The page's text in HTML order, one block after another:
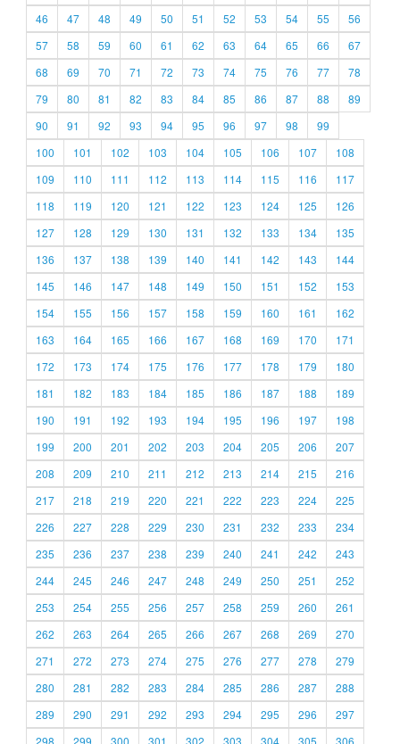
46
47 48 49 50 51 52 53 54 55
56
57
58 59 60 61 62 63 64 65 66
67
68
69 70 71 72 73 74 75 76 77
78
79
80 81 82 83 84 85 86 87 88
89
90
91 92 93 94 95 96 97 98
99
100
101 102 103 104 105 106 107
108
109
110 111 112 113 114 115 116
117
118
119 120 121 122 123 124 125
126
127
128 129 130 131 132 133 134
135
136
137 138 139 140 141 142 143
144
145
146 147 148 149 150 151 152
153
154
155 156 157 158 159 160 161
162
163
164 165 166 167 168 169 170
171
172
173 174 175 176 177 178 179
180
181
182 183 184 185 186 187 188
189
190
191 192 193 194 195 196 197
198
199
200 201 202 203 204 205 206
207
208
209 210 211 212 213 214 215
216
217
218 219 220 221 222 223 224
225
226
227 228 229 230 231 232 233
234
235
236 237 238 239 240 241 242
243
244
245 246 247 248 249 250 251
252
253
254 255 256 257 258 259 260
261
262
263 264 265 266 267 268 269
270
271
272 273 274 275 276 277 278
279
280
281 282 283 284 285 286 287
288
289
290 291 292 293 294 295 296
297
298
299 300 301 302 303 304 305 306